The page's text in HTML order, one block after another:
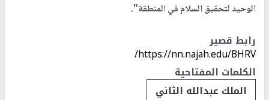
الوحيد لتحقيق السلام في المنطقة".
رابط قصير
https://nn.najah.edu/BHRV/
الكلمات المفتاحية
الملك عبدالله الثاني